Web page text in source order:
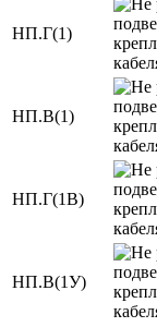
НП.Г(1)
НП.В(1)
НП.Г(1В)
НП.В(1У)